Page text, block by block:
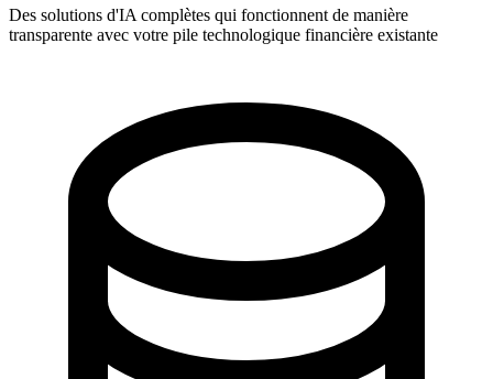
Des solutions d'IA complètes qui fonctionnent de manière
transparente avec votre pile technologique financière existante